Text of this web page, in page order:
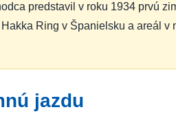
predstavil v roku 1934 prvú
Ring v Španielsku a areál
jazdu